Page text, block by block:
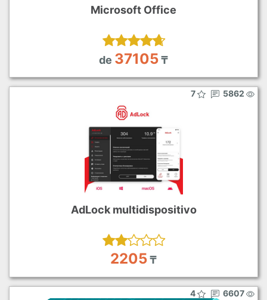
Microsoft Office
de 37105₸
7 5862
AdLock multidispositivo
2205₸
4 6607